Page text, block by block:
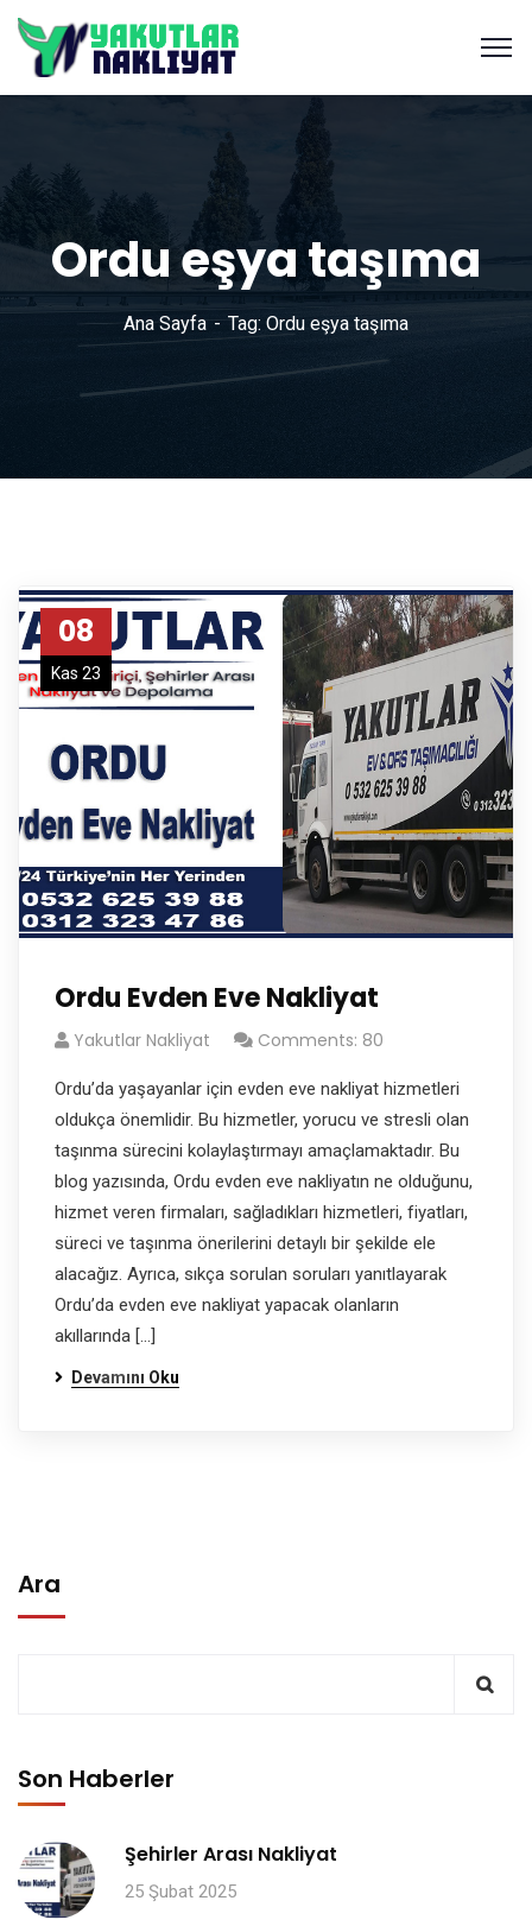
Ordu eşya taşıma
Ana Sayfa Tag: Ordu eşya taşıma
08
Kas 23
Ordu Evden Eve Nakliyat
Yakutlar Nakliyat Comments: 80
Ordu’da yaşayanlar için evden eve nakliyat hizmetleri
oldukça önemlidir. Bu hizmetler, yorucu ve stresli olan
taşınma sürecini kolaylaştırmayı amaçlamaktadır. Bu
blog yazısında, Ordu evden eve nakliyatın ne olduğunu,
hizmet veren firmaları, sağladıkları hizmetleri, fiyatları,
süreci ve taşınma önerilerini detaylı bir şekilde ele
alacağız. Ayrıca, sıkça sorulan soruları yanıtlayarak
Ordu’da evden eve nakliyat yapacak olanların
akıllarında […]
Devamını Oku
Ara
Son Haberler
Şehirler Arası Nakliyat
25 Şubat 2025